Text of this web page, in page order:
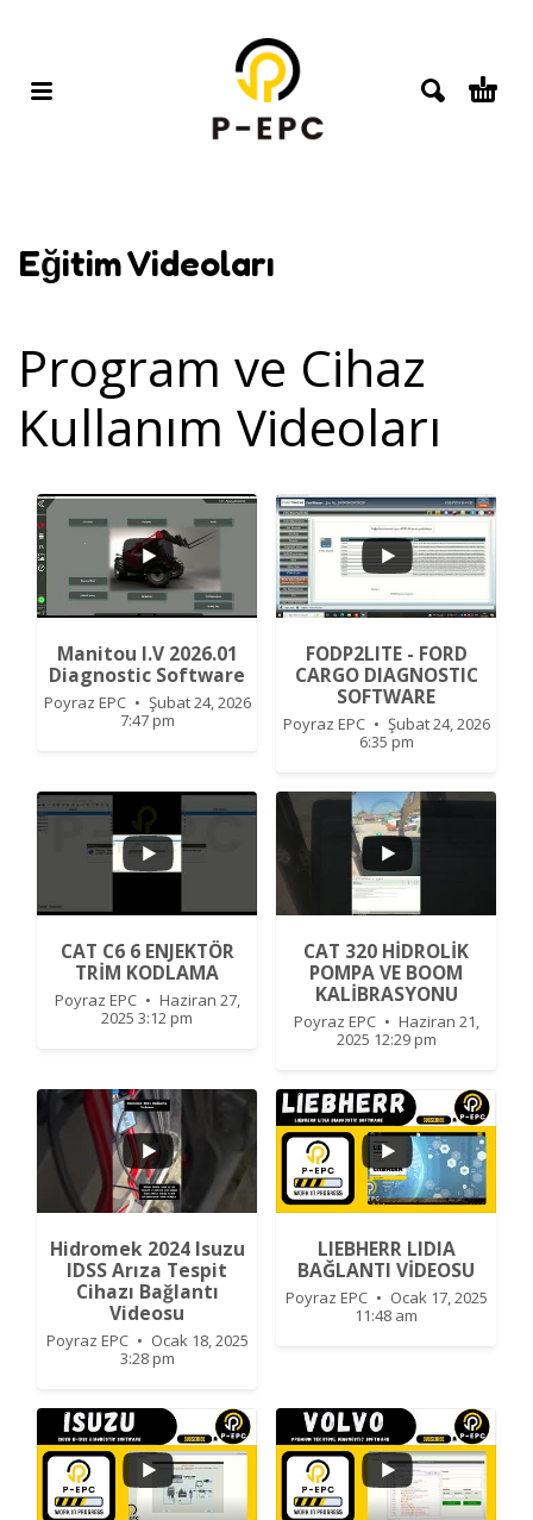
Eğitim Videoları
Program ve Cihaz
Kullanım Videoları
...
0
Manitou I.V 2026.01
Diagnostic Software
Poyraz EPC
Şubat 24, 2026
7:47 pm
...
0
FODP2LITE - FORD
CARGO DIAGNOSTIC
SOFTWARE
Poyraz EPC
Şubat 24, 2026
6:35 pm
...
2 0
CAT C6 6 ENJEKTÖR
TRİM KODLAMA
Poyraz EPC
Haziran 27,
2025 3:12 pm
0
CAT 320 HİDROLİK
POMPA VE BOOM
KALİBRASYONU
Poyraz EPC
Haziran 21,
2025 12:29 pm
2
Hidromek 2024 Isuzu
IDSS Arıza Tespit
Cihazı Bağlantı
Videosu
Poyraz EPC
Ocak 18, 2025
3:28 pm
...
LIEBHERR LIDIA
BAĞLANTI VİDEOSU
Poyraz EPC
Ocak 17, 2025
11:48 am
0